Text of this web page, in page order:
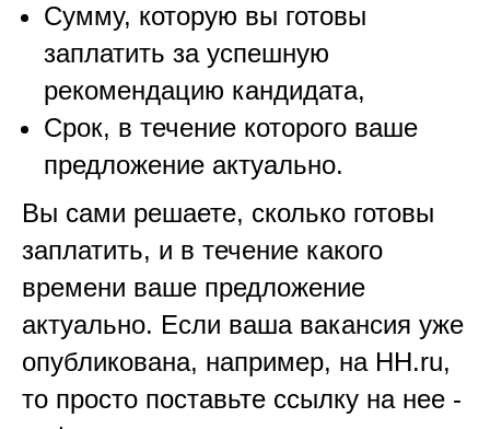
Сумму, которую вы готовы
заплатить за успешную
рекомендацию кандидата,
Срок, в течение которого ваше
предложение актуально.
Вы сами решаете, сколько готовы
заплатить, и в течение какого
времени ваше предложение
актуально. Если ваша вакансия уже
опубликована, например, на HH.ru,
то просто поставьте ссылку на нее -